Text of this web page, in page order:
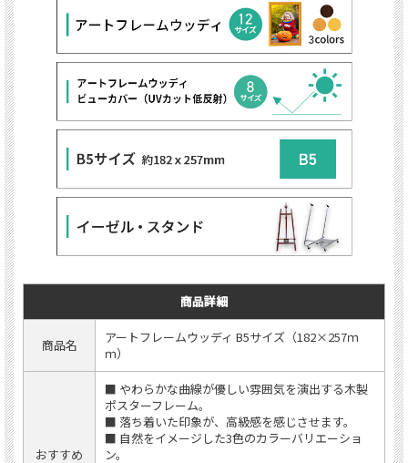
商品詳細
商品名
アートフレームウッディ B5サイズ（182×257ｍ
ｍ）
おすすめ
■ やわらかな曲線が優しい雰囲気を演出する木製
ポスターフレーム。
■ 落ち着いた印象が、高級感を感じさせます。
■ 自然をイメージした3色のカラーバリエーショ
ン。